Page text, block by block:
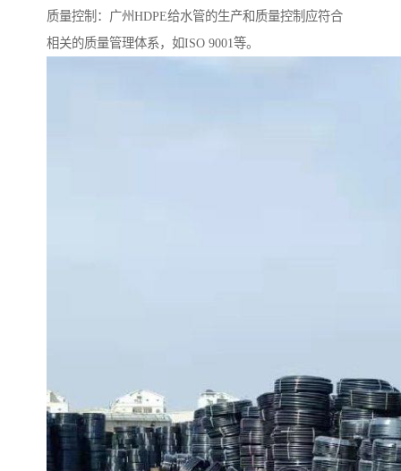
质量控制：广州HDPE给水管的生产和质量控制应符合
相关的质量管理体系，如ISO 9001等。